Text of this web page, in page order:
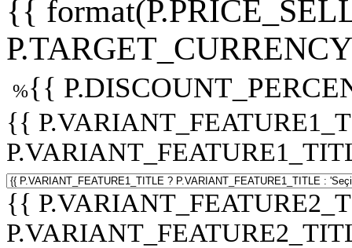
{{
%{{
{{
{{